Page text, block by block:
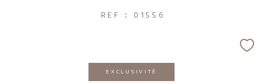
REF : 01556
EXCLUSIVITÉ